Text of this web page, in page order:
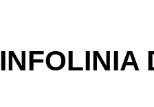
INFOLINIA